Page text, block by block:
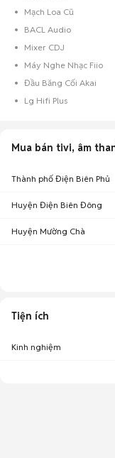
Mạch Loa Cũ
BACL Audio
Mixer CDJ
Máy Nghe Nhạc Fiio
Đầu Băng Cối Akai
Lg Hifi Plus
Mua bán tivi, âm
Thành phố Điện Biên Phủ
Huyện Điện Biên Đông
Huyện Mường Chà
Tiện ích
Kinh nghiệm